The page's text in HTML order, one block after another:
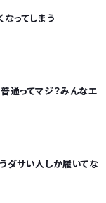
なってしまう
通ってマジ？みんなエ
ダサい人しか履いてな